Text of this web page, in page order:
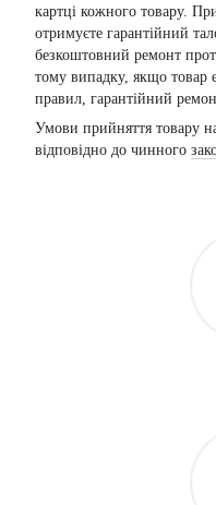
картці кожного товару.
отримуєте гарантійний
безкоштовний ремонт
тому випадку, якщо товар
правил, гарантійний
Умови прийняття товару
відповідно до чинного